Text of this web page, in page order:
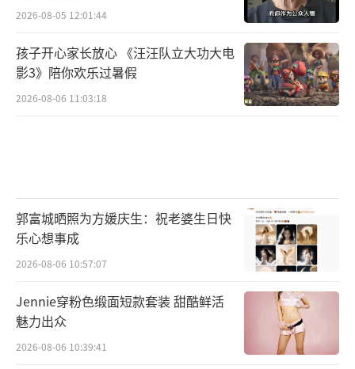
2026-08-05 12:01:44
孩子开心家长放心 《汪汪队立大功大电
影3》陪你欢乐过暑假
2026-08-06 11:03:18
郭富城晒照为方媛庆生：祝老婆生日快
乐心想事成
2026-08-06 10:57:07
Jennie穿粉色缎面短款套装 甜酷鲜活
魅力出众
2026-08-06 10:39:41